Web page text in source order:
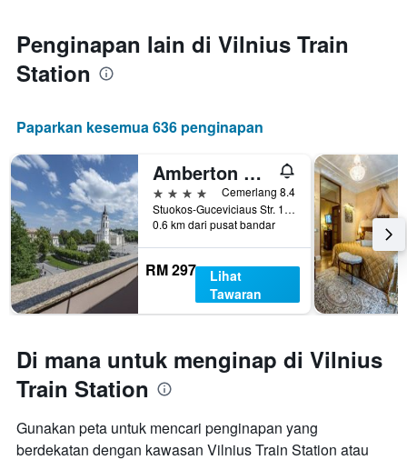
Penginapan lain di Vilnius Train
Station
Paparkan kesemua 636 penginapan
Amberton Cathedral Square Hotel Vilnius
4 bintang
Cemerlang 8.4
Stuokos-Guceviciaus Str. 1, Vilnius, Lithuania
0.6 km dari pusat bandar
RM 297
Lihat
Tawaran
Di mana untuk menginap di Vilnius
Train Station
Gunakan peta untuk mencari penginapan yang
berdekatan dengan kawasan Vilnius Train Station atau